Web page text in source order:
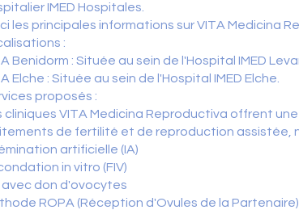
IMED Hospitales.
les principales informations sur VITA Medicina
:
Benidorm : Située au sein de l'Hospital IMED
Elche : Située au sein de l'Hospital IMED Elche.
proposés :
cliniques VITA Medicina Reproductiva offrent
de fertilité et de reproduction assistée,
artificielle (IA)
in vitro (FIV)
avec don d'ovocytes
ROPA (Réception d'Ovules de la Partenaire)